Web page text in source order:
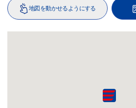
地図を動かせるようにする